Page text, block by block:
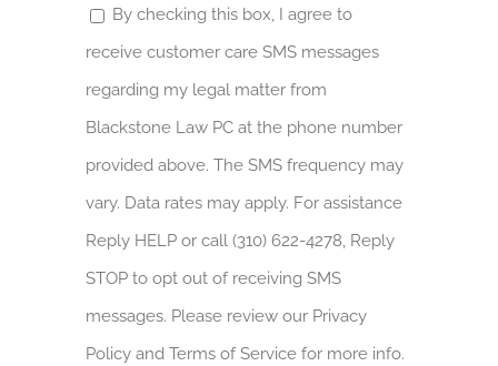
By checking this box, I agree to
receive customer care SMS messages
regarding my legal matter from
Blackstone Law PC at the phone number
provided above. The SMS frequency may
vary. Data rates may apply. For assistance
Reply HELP or call (310) 622-4278, Reply
STOP to opt out of receiving SMS
messages. Please review our Privacy
Policy and Terms of Service for more info.